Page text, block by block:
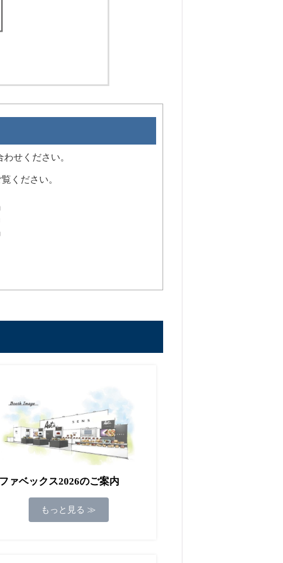
せください。
ください。
ファベックス2026のご案内
もっと見る ≫